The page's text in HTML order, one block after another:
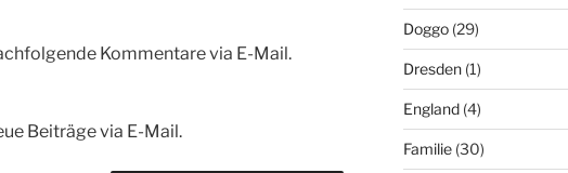
Kommentare via E-Mail.
Beiträge via E-Mail.
Doggo(29)
Dresden(1)
England(4)
Familie(30)